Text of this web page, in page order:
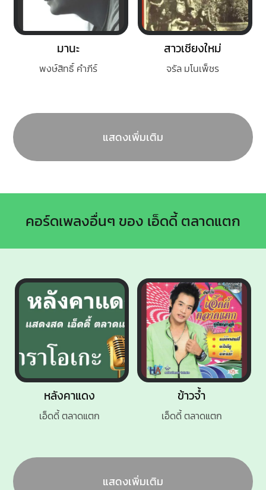
มานะ
พงษ์สิทธิ์ คำภีร์
สาวเชียงใหม่
จรัล มโนเพ็ชร
แสดงเพิ่มเติม
คอร์ดเพลงอื่นๆ ของ เอ็ดดี้ ตลาดแตก
หลังคาแดง
เอ็ดดี้ ตลาดแตก
ข้าวจ้ำ
เอ็ดดี้ ตลาดแตก
แสดงเพิ่มเติม